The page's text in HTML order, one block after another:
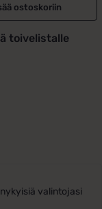
ostoskoriin
toivelistalle
valintojasi